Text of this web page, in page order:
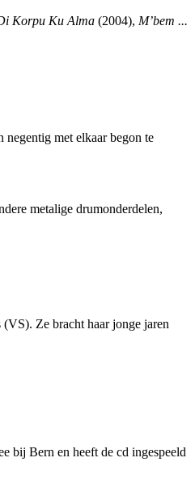
Korpu Ku Alma (2004), M’bem ...
negentig met elkaar begon te
metalige drumonderdelen,
Ze bracht haar jonge jaren
bij Bern en heeft de cd ingespeeld